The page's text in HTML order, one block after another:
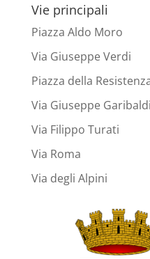
Vie principali
Piazza Aldo Moro
Via Giuseppe Verdi
Piazza della
Via Giuseppe Garibaldi
Via Filippo Turati
Via Roma
Via degli Alpini